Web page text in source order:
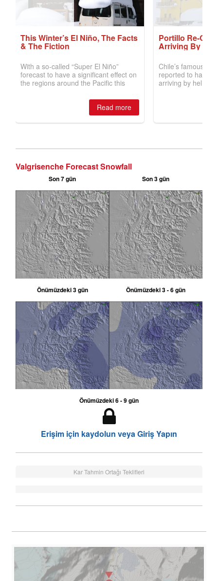
Valgrisenche Forecast Snowfall
Son 7 gün Son 3 gün
Önümüzdeki 3 gün Önümüzdeki 3 - 6 gün
Önümüzdeki 6 - 9 gün
Erişim için kaydolun veya Giriş Yapın
Kar Tahmin Ortağı Teklifleri